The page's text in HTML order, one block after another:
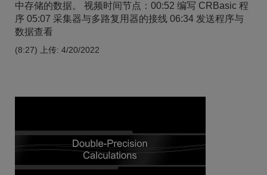
中存储的数据。 视频时间节点：00:52 编写 CRBasic 程
序 05:07 采集器与多路复用器的接线 06:34 发送程序与
数据查看
(8:27) 上传: 4/20/2022